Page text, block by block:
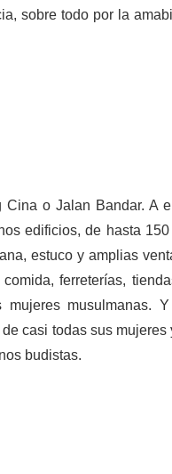
sobre todo por la
Cina o Jalan Bandar. A
edificios, de hasta
estuco y amplias
ferreterías,
musulmanas.
casi todas sus
budistas.